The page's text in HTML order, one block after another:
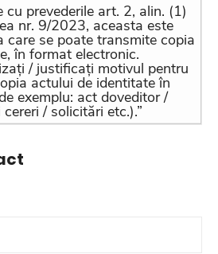
cu prevederile art. 2, alin. (1)
nr. 9/2023, aceasta este
care se poate transmite copia
în format electronic.
/ justificați motivul pentru
actului de identitate în
exemplu: act doveditor /
/ solicitări etc.).”